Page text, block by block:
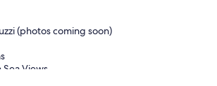
(photos coming soon)
Views